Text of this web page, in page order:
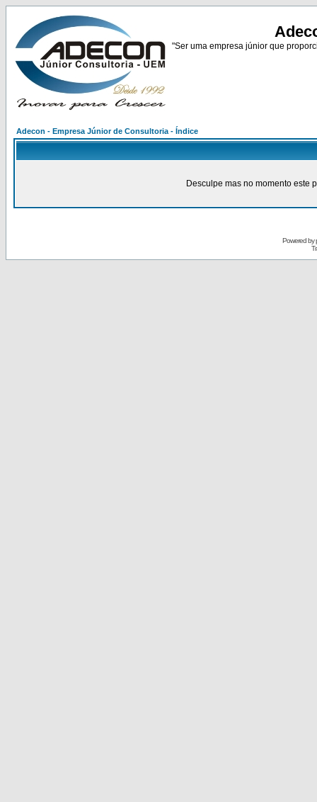
"Ser uma empresa júnior que
Adecon - Empresa Júnior de Consultoria - Índice
Desculpe mas no momento este
Powered by